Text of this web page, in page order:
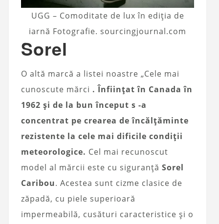
UGG – Comoditate de lux în ediția de
iarnă Fotografie. sourcingjournal.com
Sorel
O altă marcă a listei noastre „Cele mai
cunoscute mărci . Înființat în Canada în
1962 și de la bun început s -a
concentrat pe crearea de încălțăminte
rezistente la cele mai dificile condiții
meteorologice. Cel mai recunoscut
model al mărcii este cu siguranță Sorel
Caribou. Acestea sunt cizme clasice de
zăpadă, cu piele superioară
impermeabilă, cusături caracteristice și o